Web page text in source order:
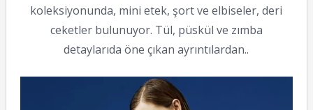
koleksiyonunda, mini etek, şort ve elbiseler, deri
ceketler bulunuyor. Tül, püskül ve zımba
detaylarıda öne çıkan ayrıntılardan..